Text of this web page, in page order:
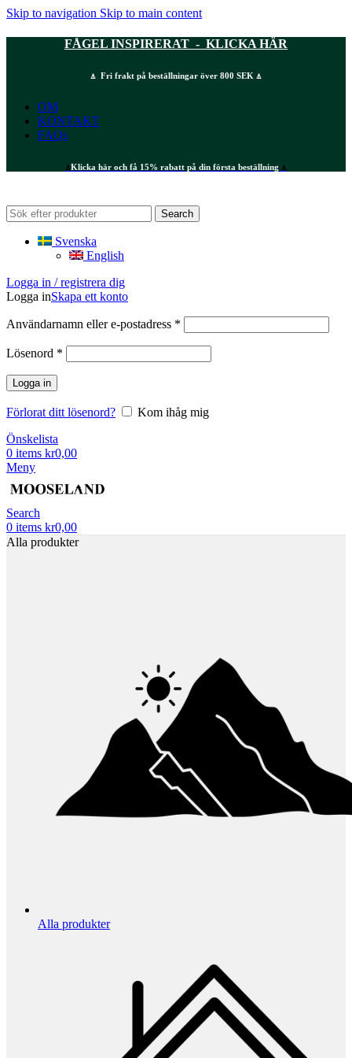
Skip to navigation Skip to main content
FÅGEL INSPIRERAT - KLICKA HÄR
⍋ Fri frakt på beställningar över 800 SEK ⍋
OM
KONTAKT
FAQs
⍋Klicka här och få 15% rabatt på din första beställning ⍋
Search
Svenska
English
Logga in / registrera dig
Logga inSkapa ett konto
Användarnamn eller e-postadress *
Lösenord *
Logga in
Förlorat ditt lösenord?
Kom ihåg mig
Önskelista
0 items kr0,00
Meny
Search
0 items kr0,00
Alla produkter
Alla produkter